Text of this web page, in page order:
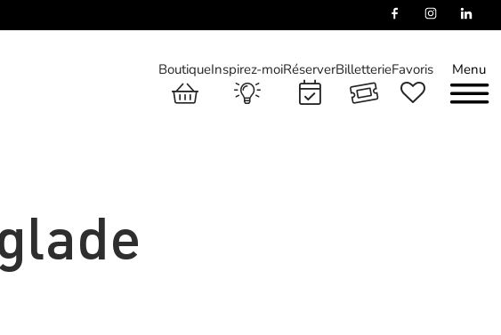
Menu
BoutiqueInspirez-moiRéserverBilletterieFavoris